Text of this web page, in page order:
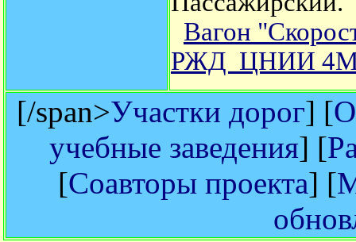
Вагон
РЖД ЦНИИ
[/span>Участки дорог] [
учебные заведения] [
[Соавторы проекта] [